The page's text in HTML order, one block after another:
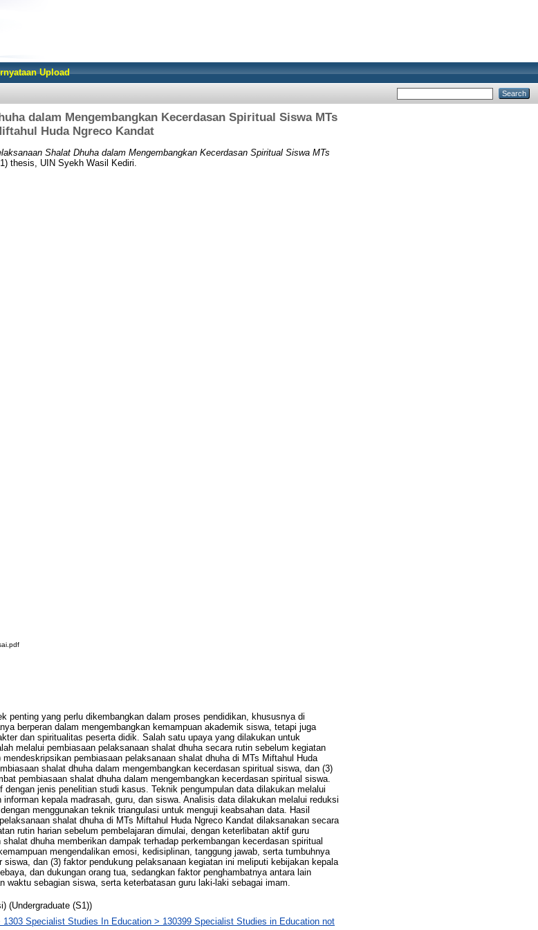
Upload
dalam Mengembangkan Kecerdasan Spiritual Siswa MTs
Huda Ngreco Kandat
Shalat Dhuha dalam Mengembangkan Kecerdasan Spiritual Siswa MTs
thesis, UIN Syekh Wasil Kediri.
penting yang perlu dikembangkan dalam proses pendidikan, khususnya di
berperan dalam mengembangkan kemampuan akademik siswa, tetapi juga
dan spiritualitas peserta didik. Salah satu upaya yang dilakukan untuk
melalui pembiasaan pelaksanaan shalat dhuha secara rutin sebelum kegiatan
pembiasaan pelaksanaan shalat dhuha di MTs Miftahul Huda
shalat dhuha dalam mengembangkan kecerdasan spiritual siswa, dan (3)
pembiasaan shalat dhuha dalam mengembangkan kecerdasan spiritual siswa.
jenis penelitian studi kasus. Teknik pengumpulan data dilakukan melalui
kepala madrasah, guru, dan siswa. Analisis data dilakukan melalui reduksi
menggunakan teknik triangulasi untuk menguji keabsahan data. Hasil
shalat dhuha di MTs Miftahul Huda Ngreco Kandat dilaksanakan secara
rutin harian sebelum pembelajaran dimulai, dengan keterlibatan aktif guru
dhuha memberikan dampak terhadap perkembangan kecerdasan spiritual
mengendalikan emosi, kedisiplinan, tanggung jawab, serta tumbuhnya
siswa, dan (3) faktor pendukung pelaksanaan kegiatan ini meliputi kebijakan kepala
dan dukungan orang tua, sedangkan faktor penghambatnya antara lain
waktu sebagian siswa, serta keterbatasan guru laki-laki sebagai imam.
(Undergraduate (S1))
1303 Specialist Studies In Education > 130399 Specialist Studies in Education not